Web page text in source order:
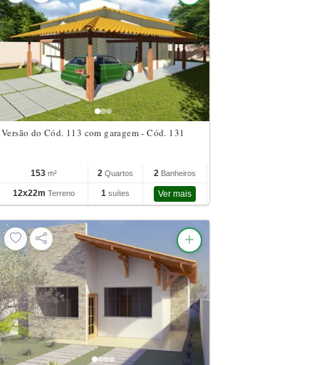
Versão do Cód. 113 com garagem - Cód. 131
153 m² 2 Quartos 2 Banheiros
12x22m Terreno 1 suítes Ver mais